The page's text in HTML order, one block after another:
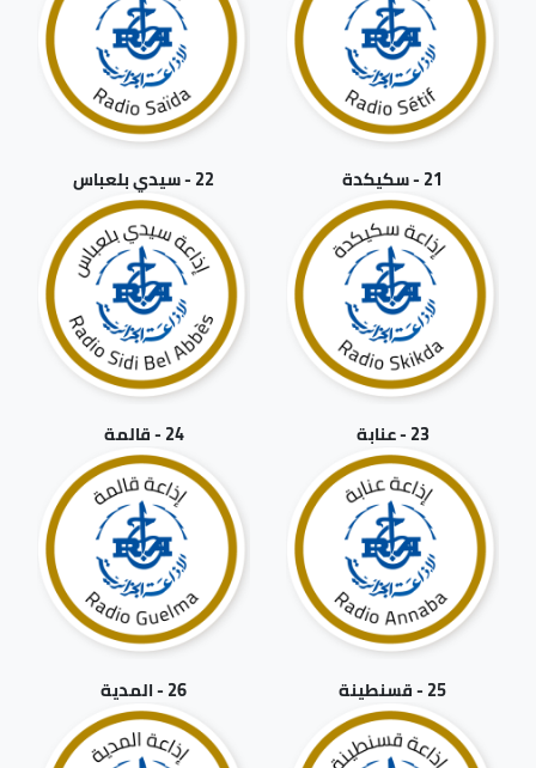
21 - سكيكدة 22 - سيدي بلعباس
23 - عنابة 24 - قالمة
25 - قسنطينة 26 - المدية